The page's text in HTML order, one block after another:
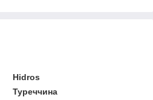
Hidros
Туреччина